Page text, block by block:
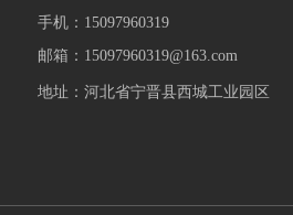
手机：15097960319
邮箱：15097960319@163.com
地址：河北省宁晋县西城工业园区